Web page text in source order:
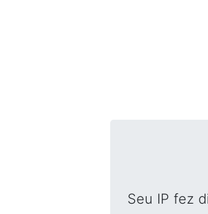
Seu IP fez